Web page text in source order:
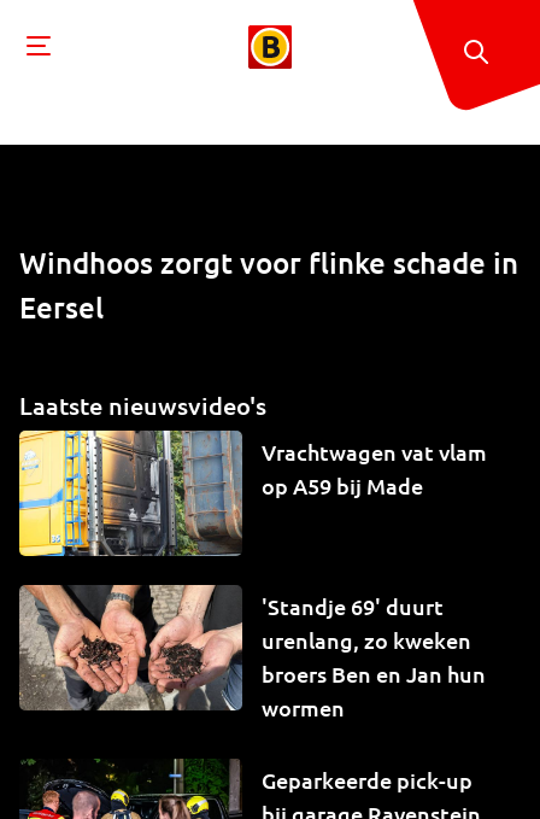
Windhoos zorgt voor flinke schade in
Eersel
Laatste nieuwsvideo's
Vrachtwagen vat vlam
op A59 bij Made
'Standje 69' duurt
urenlang, zo kweken
broers Ben en Jan hun
wormen
Geparkeerde pick-up
bij garage Ravenstein